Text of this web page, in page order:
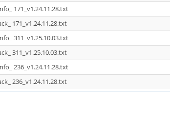
171_v1.24.11.28.txt
171_v1.24.11.28.txt
311_v1.25.10.03.txt
311_v1.25.10.03.txt
236_v1.24.11.28.txt
236_v1.24.11.28.txt